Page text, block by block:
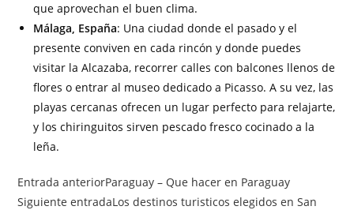
que aprovechan el buen clima.
Málaga, España: Una ciudad donde el pasado y el
presente conviven en cada rincón y donde puedes
visitar la Alcazaba, recorrer calles con balcones llenos de
flores o entrar al museo dedicado a Picasso. A su vez, las
playas cercanas ofrecen un lugar perfecto para relajarte,
y los chiringuitos sirven pescado fresco cocinado a la
leña.
Entrada anteriorParaguay – Que hacer en Paraguay
Siguiente entradaLos destinos turisticos elegidos en San